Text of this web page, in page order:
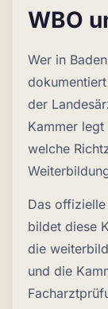
WBO
Wer in
der
Kammer
welche
Das
bildet diese
die
und die